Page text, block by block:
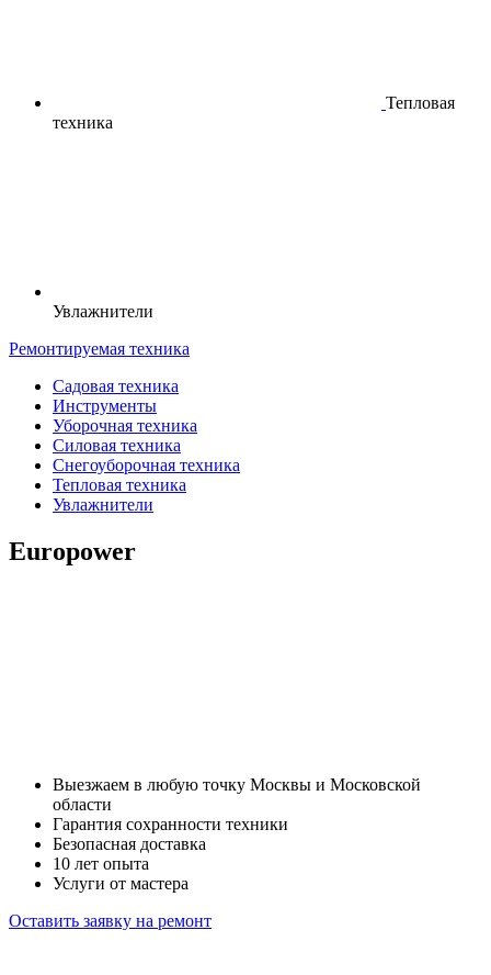
Тепловая
техника
Увлажнители
Ремонтируемая техника
Садовая техника
Инструменты
Уборочная техника
Силовая техника
Снегоуборочная техника
Тепловая техника
Увлажнители
Europower
Выезжаем в любую точку Москвы и Московской
области
Гарантия сохранности техники
Безопасная доставка
10 лет опыта
Услуги от мастера
Оставить заявку на ремонт